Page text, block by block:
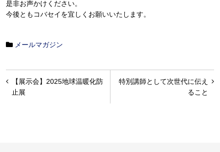
是非お声かけください。
今後ともコバセイを宜しくお願いいたします。
メールマガジン
投
稿
特別講師として次世代に伝え
ること
【展示会】2025地球温暖化防
止展